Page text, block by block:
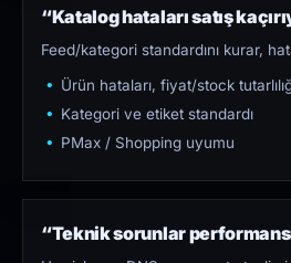
“Katalog hataları satış
Feed/kategori standardını kurar,
Ürün hataları, fiyat/stock
Kategori ve etiket standardı
PMax / Shopping uyumu
“Teknik sorunlar